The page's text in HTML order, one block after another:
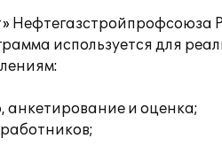
используется для
анкетирование и оценка;